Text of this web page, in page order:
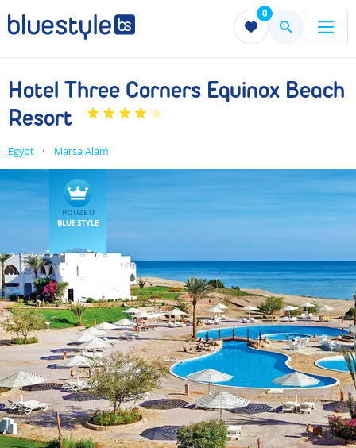
0
Menu Menu
Hotel Three Corners Equinox Beach
Resort
Egypt Marsa Alam
POUZE U
BLUE STYLE